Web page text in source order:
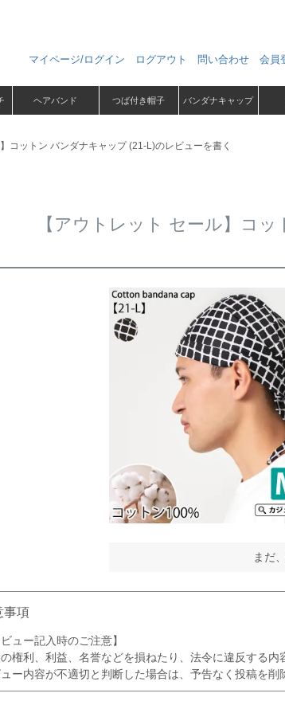
マイページ/ログイン ログアウト 問い合わせ 会員
ヘアバンド つば付き帽子 バンダナキャップ
コットン バンダナキャップ (21-L)のレビューを書く
【アウトレット セール】コ
まだ
事項
ビュー記入時のご注意】
権利、利益、名誉などを損ねたり、法令に違反する
ー内容が不適切と判断した場合は、予告なく投稿を削